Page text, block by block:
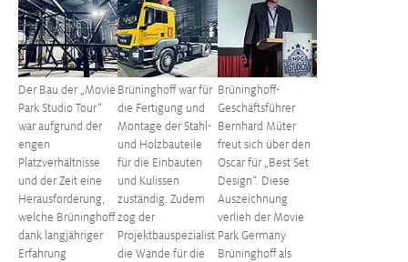
Der Bau der „Movie
Park Studio Tour“
war aufgrund der
engen
Platzverhältnisse
und der Zeit eine
Herausforderung,
welche Brüninghoff
dank langjähriger
Erfahrung
Brüninghoff war für
die Fertigung und
Montage der Stahl-
und Holzbauteile
für die Einbauten
und Kulissen
zuständig. Zudem
zog der
Projektbauspezialist
die Wände für die
Brüninghoff-
Geschäftsführer
Bernhard Müter
freut sich über den
Oscar für „Best Set
Design“. Diese
Auszeichnung
verlieh der Movie
Park Germany
Brüninghoff als